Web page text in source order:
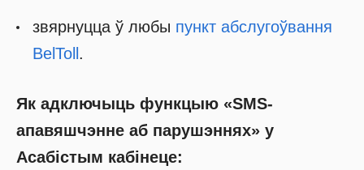
звярнуцца ў любы пункт абслугоўвання
BelToll.
Як адключыць функцыю «SMS-
апавяшчэнне аб парушэннях» у
Асабістым кабінеце: